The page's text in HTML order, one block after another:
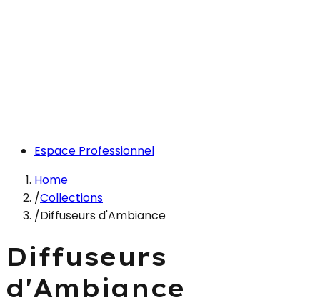
Espace Professionnel
Home
/Collections
/Diffuseurs d'Ambiance
Diffuseurs
d'Ambiance